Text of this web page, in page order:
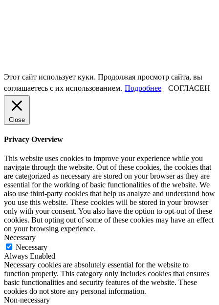
Этот сайт использует куки. Продолжая просмотр сайта, вы
соглашаетесь с их использованием. Подробнее СОГЛАСЕН
Close
Privacy Overview
This website uses cookies to improve your experience while you
navigate through the website. Out of these cookies, the cookies that
are categorized as necessary are stored on your browser as they are
essential for the working of basic functionalities of the website. We
also use third-party cookies that help us analyze and understand how
you use this website. These cookies will be stored in your browser
only with your consent. You also have the option to opt-out of these
cookies. But opting out of some of these cookies may have an effect
on your browsing experience.
Necessary
Necessary
Always Enabled
Necessary cookies are absolutely essential for the website to
function properly. This category only includes cookies that ensures
basic functionalities and security features of the website. These
cookies do not store any personal information.
Non-necessary